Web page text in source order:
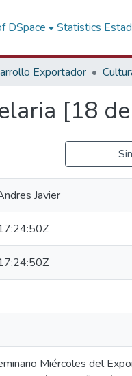
DSpace Statistics
Exportador
[18
Javier
Miércoles del